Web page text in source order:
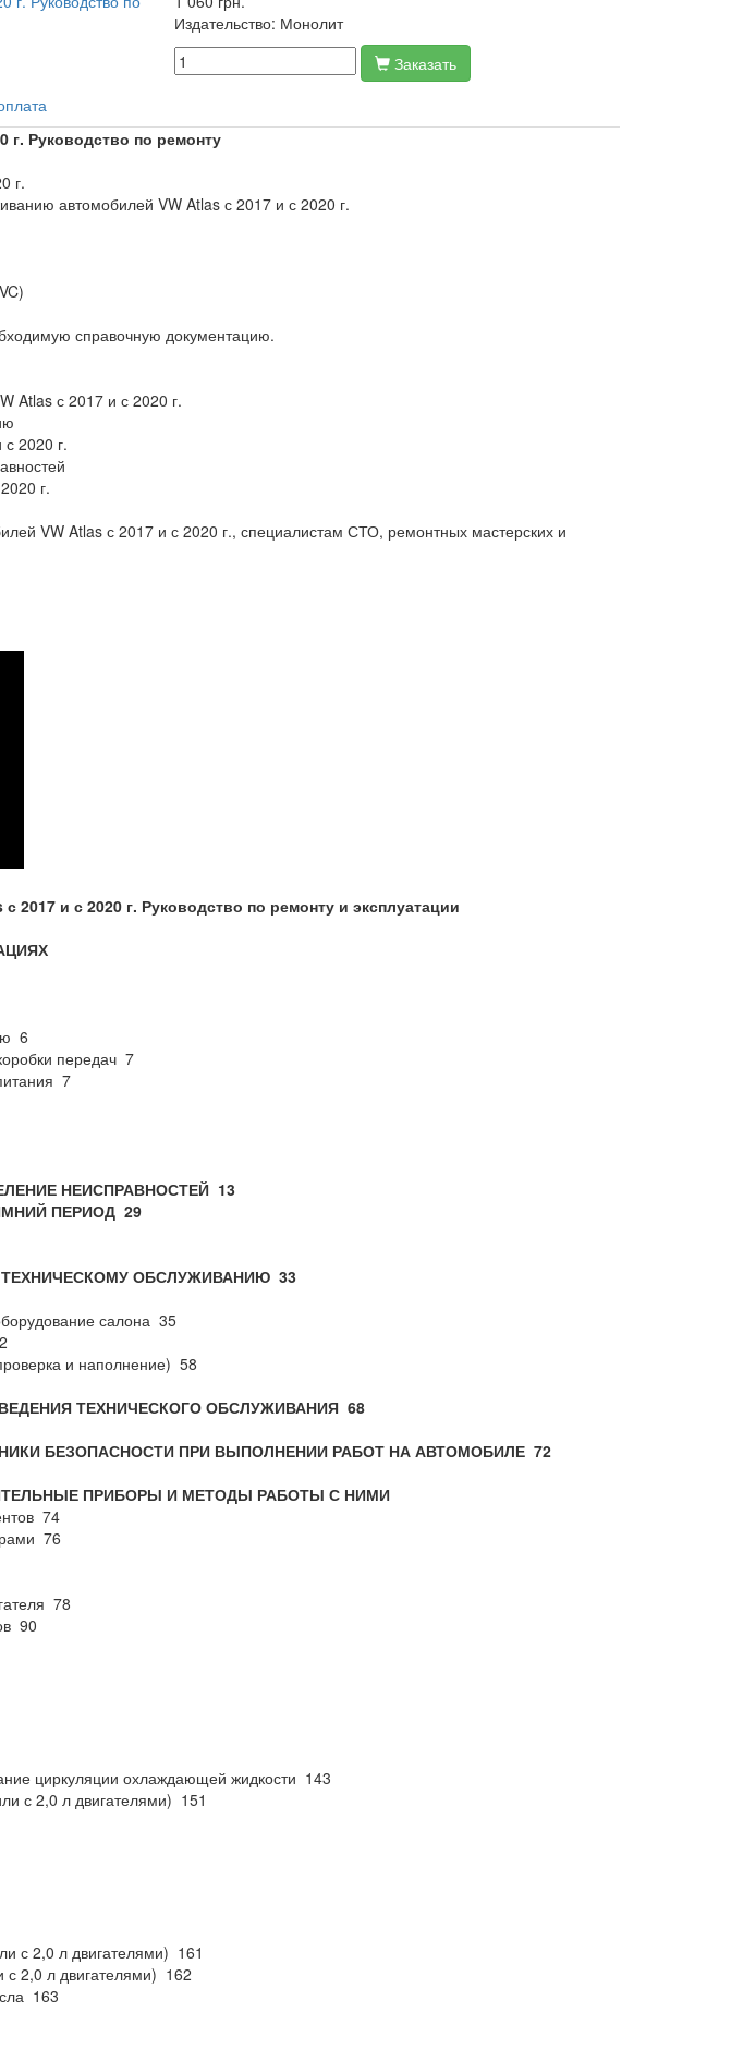
Издательство: Монолит
Заказать
г. Руководство по ремонту
г.
автомобилей VW Atlas с 2017 и с 2020 г.
справочную документацию.
Atlas с 2017 и с 2020 г.
2020 г.
г.
VW Atlas с 2017 и с 2020 г., специалистам СТО, ремонтных мастерских и
с 2017 и с 2020 г. Руководство по ремонту и эксплуатации
6
передач 7
7
НЕИСПРАВНОСТЕЙ 13
ПЕРИОД 29
ТЕХНИЧЕСКОМУ ОБСЛУЖИВАНИЮ 33
салона 35
и наполнение) 58
ТЕХНИЧЕСКОГО ОБСЛУЖИВАНИЯ 68
БЕЗОПАСНОСТИ ПРИ ВЫПОЛНЕНИИ РАБОТ НА АВТОМОБИЛЕ 72
ПРИБОРЫ И МЕТОДЫ РАБОТЫ С НИМИ
74
76
78
90
циркуляции охлаждающей жидкости 143
с 2,0 л двигателями) 151
с 2,0 л двигателями) 161
с 2,0 л двигателями) 162
163